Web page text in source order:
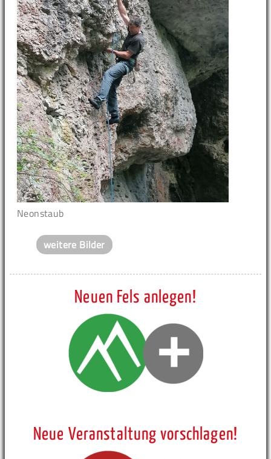
Neonstaub
weitere Bilder
Neuen Fels anlegen!
Neue Veranstaltung vorschlagen!